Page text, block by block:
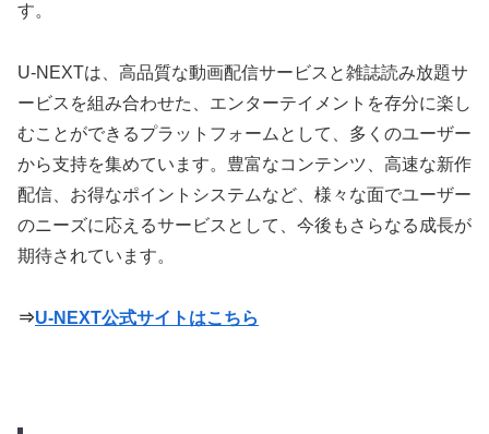
す。
U-NEXTは、高品質な動画配信サービスと雑誌読み放題サ
ービスを組み合わせた、エンターテイメントを存分に楽し
むことができるプラットフォームとして、多くのユーザー
から支持を集めています。豊富なコンテンツ、高速な新作
配信、お得なポイントシステムなど、様々な面でユーザー
のニーズに応えるサービスとして、今後もさらなる成長が
期待されています。
⇒U-NEXT公式サイトはこちら